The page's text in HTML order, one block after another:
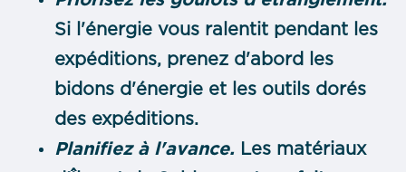
Si l'énergie vous ralentit pendant les
expéditions, prenez d'abord les
bidons d'énergie et les outils dorés
des expéditions.
Planifiez à l'avance. Les matériaux